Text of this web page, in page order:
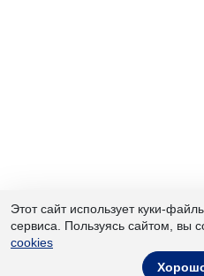
Этот сайт использует куки-
сервиса. Пользуясь сайтом, вы
cookies